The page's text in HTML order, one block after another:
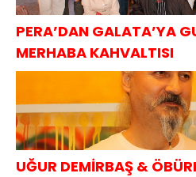
PERA’DAN GALATA’YA GURUBU BAHARA
MERHABA KAHVALTISI
UĞUR DEMİRBAŞ &